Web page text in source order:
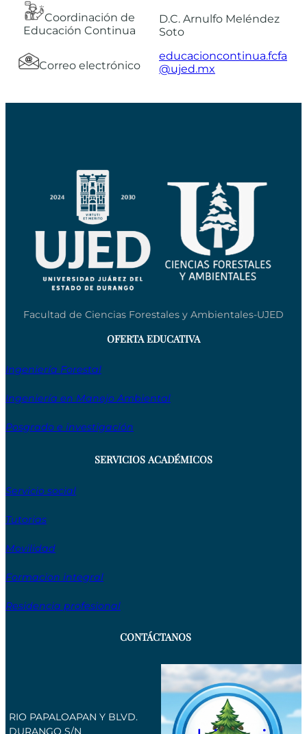
Coordinación de
Educación Continua
D.C. Arnulfo Meléndez
Soto
Correo electrónico
educacioncontinua.fcfa
@ujed.mx
Facultad de Ciencias Forestales y Ambientales-UJED
OFERTA EDUCATIVA
Ingeniería Forestal
Ingeniería en Manejo Ambiental
Posgrado e investigación
SERVICIOS ACADÉMICOS
Servicio social
Tutorias
Movilidad
Formacion integral
Residencia profesional
CONTÁCTANOS
RIO PAPALOAPAN Y BLVD.
DURANGO S/N